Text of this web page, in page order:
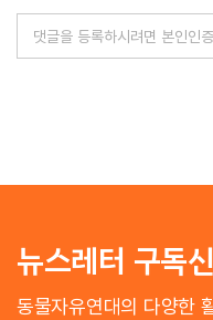
뉴스레터 구독
동물자유연대의 다양한